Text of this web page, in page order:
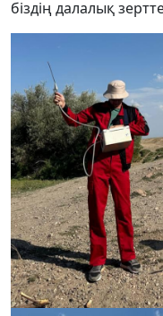
біздің далалық